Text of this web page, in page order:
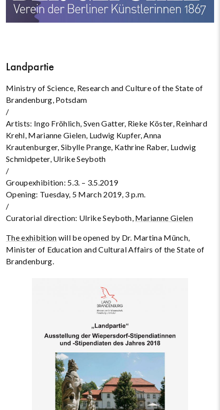
Landpartie
Ministry of Science, Research and Culture of the State of
Brandenburg, Potsdam
/
Artists: Ingo Fröhlich, Sven Gatter, Rieke Köster, Reinhard
Krehl, Marianne Gielen, Ludwig Kupfer, Anna
Krautenburger, Sibylle Prange, Kathrine Raber, Ludwig
Schmidpeter, Ulrike Seyboth
/
Groupexhibition: 5.3. – 3.5.2019
Opening: Tuesday, 5 March 2019, 3 p.m.
/
Curatorial direction: Ulrike Seyboth, Marianne Gielen
The exhibition will be opened by Dr. Martina Münch,
Minister of Education and Cultural Affairs of the State of
Brandenburg.